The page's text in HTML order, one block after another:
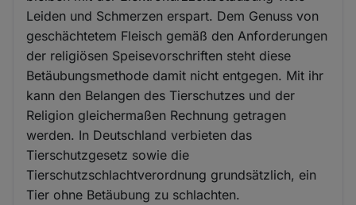
Leiden und Schmerzen erspart. Dem Genuss von
geschächtetem Fleisch gemäß den Anforderungen
der religiösen Speisevorschriften steht diese
Betäubungsmethode damit nicht entgegen. Mit ihr
kann den Belangen des Tierschutzes und der
Religion gleichermaßen Rechnung getragen
werden. In Deutschland verbieten das
Tierschutzgesetz sowie die
Tierschutzschlachtverordnung grundsätzlich, ein
Tier ohne Betäubung zu schlachten.